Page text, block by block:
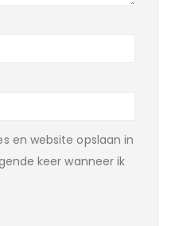
en website opslaan in
keer wanneer ik